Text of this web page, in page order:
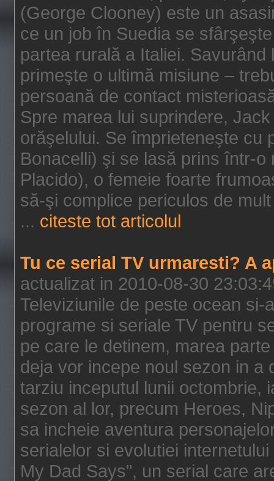
(George Clooney) este un
ce un job în Suedia se
partea rurală a Italiei.
primeşte o ultimă misiune –
persoană de contact
Spre marea lui suprindere,
orăşelului. Se împrieteneşte cu
Bonacelli) şi se lasă prins într-
Placido), o femeie foarte
să-şi complice periculos de
... citeste tot articolul
Tu ce serial TV urmaresti? A
actualizat in 2010-08-30
Televiziunile de peste ocean si-
programe si seriale TV pentru
pe care le detinem, marea
deja vor incepe noul sezon in a
tarziu inceputul lunii octombrie,
sezon al lor, precum Heroes,
sa incheie aventura
serialelor si evolutiei
My Dad Says", un serial care